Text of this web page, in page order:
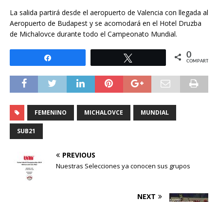
La salida partirá desde el aeropuerto de Valencia con llegada al
Aeropuerto de Budapest y se acomodará en el Hotel Druzba
de Michalovce durante todo el Campeonato Mundial.
0
COMPARTIR
FEMENINO MICHALOVCE MUNDIAL
SUB21
PREVIOUS
Nuestras Selecciones ya conocen sus grupos
NEXT